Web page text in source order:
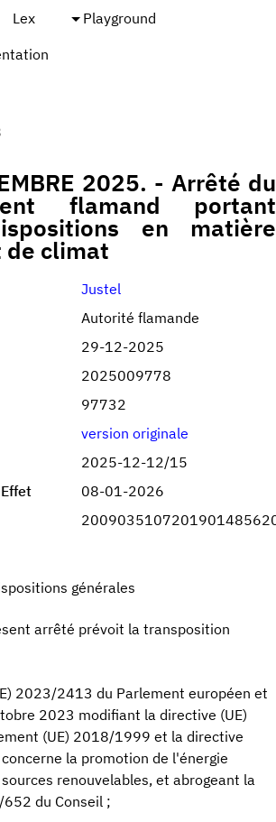
Lex
Playground
2025. - Arrêté du
flamand portant
en matière
de climat
Justel
Autorité flamande
29-12-2025
2025009778
97732
version originale
2025-12-12/15
08-01-2026
générales
arrêté prévoit la transposition
2023/2413 du Parlement européen et
2023 modifiant la directive (UE)
(UE) 2018/1999 et la directive
la promotion de l'énergie
renouvelables, et abrogeant la
du Conseil ;